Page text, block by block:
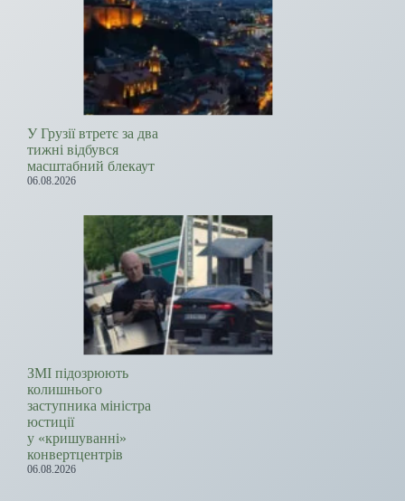
У Грузії втретє за два
тижні відбувся
масштабний блекаут
06.08.2026
ЗМІ підозрюють
колишнього
заступника міністра
юстиції
у «кришуванні»
конвертцентрів
06.08.2026